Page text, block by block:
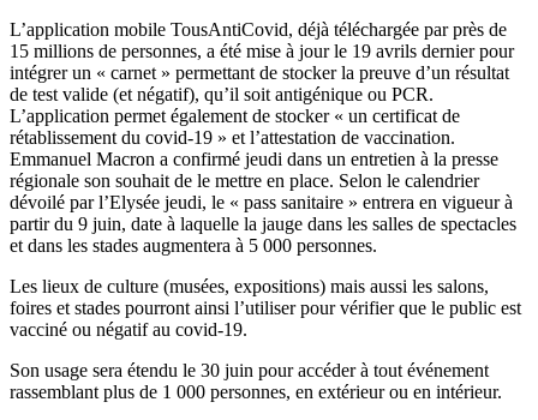
L’application mobile TousAntiCovid, déjà téléchargée par près de
15 millions de personnes, a été mise à jour le 19 avrils dernier pour
intégrer un « carnet » permettant de stocker la preuve d’un résultat
de test valide (et négatif), qu’il soit antigénique ou PCR.
L’application permet également de stocker « un certificat de
rétablissement du covid-19 » et l’attestation de vaccination.
Emmanuel Macron a confirmé jeudi dans un entretien à la presse
régionale son souhait de le mettre en place. Selon le calendrier
dévoilé par l’Elysée jeudi, le « pass sanitaire » entrera en vigueur à
partir du 9 juin, date à laquelle la jauge dans les salles de spectacles
et dans les stades augmentera à 5 000 personnes.
Les lieux de culture (musées, expositions) mais aussi les salons,
foires et stades pourront ainsi l’utiliser pour vérifier que le public est
vacciné ou négatif au covid-19.
Son usage sera étendu le 30 juin pour accéder à tout événement
rassemblant plus de 1 000 personnes, en extérieur ou en intérieur.